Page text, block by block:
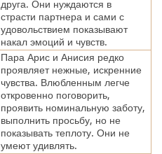
друга. Они нуждаются в
страсти партнера и сами с
удовольствием показывают
накал эмоций и чувств.
Пара Арис и Анисия редко
проявляет нежные, искренние
чувства. Влюбленным легче
откровенно поговорить,
проявить номинальную заботу,
выполнить просьбу, но не
показывать теплоту. Они не
умеют удивлять.